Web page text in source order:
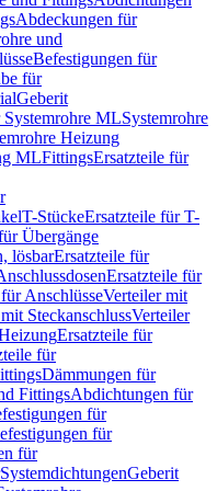
Abdeckungen für
und
Befestigungen für
für
Geberit
Systemrohre MLSystemrohre
Heizung
MLFittingsErsatzteile für
T-StückeErsatzteile für T-
Übergänge
lösbarErsatzteile für
Ersatzteile für
AnschlüsseVerteiler mit
SteckanschlussVerteiler
Ersatzteile für
für
Dämmungen für
FittingsAbdichtungen für
für
für
für
SystemdichtungenGeberit